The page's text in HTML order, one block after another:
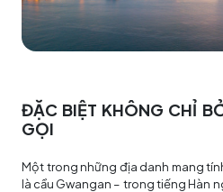
ĐẶC BIỆT KHÔNG CHỈ
GỌI
Một trong những địa danh mang
là cầu Gwangan – trong tiếng Hàn